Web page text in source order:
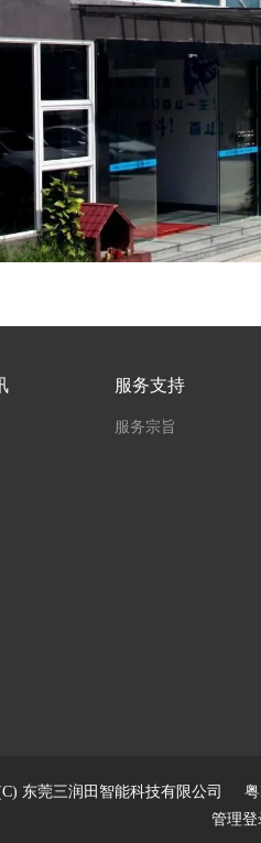
服务支持
服务宗旨
东莞三润田智能科技有限公司
管理登